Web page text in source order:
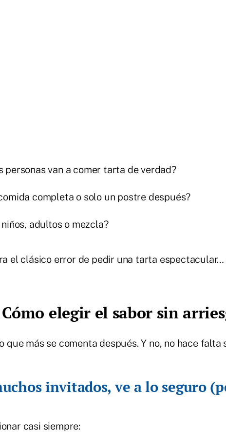
personas van a comer tarta de verdad?
completa o solo un postre después?
adultos o mezcla?
el clásico error de pedir una tarta espectacular…
Cómo elegir el sabor sin
que más se comenta después. Y no, no hace
invitados, ve a lo seguro
casi siempre: